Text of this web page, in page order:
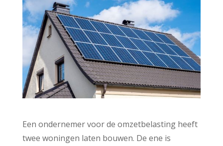
Een ondernemer voor de omzetbelasting heeft
twee woningen laten bouwen. De ene is